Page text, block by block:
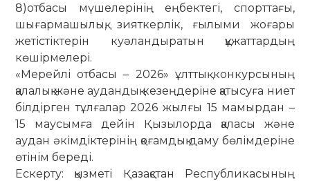
8)отбасы мүшелерінің еңбектегі, спорттағы,
шығармашылық, зияткерлік, ғылыми жоғары
жетістіктерін куәландыратын құжаттардың
көшірмелері.
«Мерейлі отбасы – 2026» ұлттық конкурсының
қалалық және аудандық кезеңдеріне қатысуға ниет
білдірген тұлғалар 2026 жылғы 15 мамырдан –
15 маусымға дейін Қызылорда қаласы және
аудан әкімдіктерінің қоғамдық даму бөлімдеріне
өтінім береді.
Ескерту: қызметі Қазақстан Республикасының